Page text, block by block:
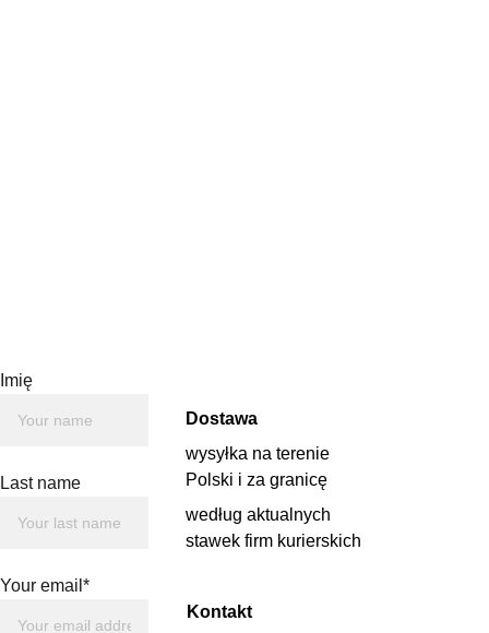
Kontakt
Dostawa
wysyłka na terenie
Polski i za granicę
według aktualnych
stawek firm kurierskich
Imię
Last name
Your email*